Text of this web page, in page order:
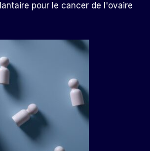
pour le cancer de l'ovaire